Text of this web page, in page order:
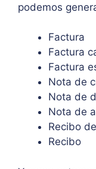
podemos
Factura
Factura
Factura
Nota de
Nota de
Nota de
Recibo
Recibo